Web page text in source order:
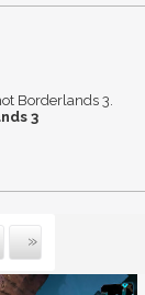
Borderlands 3.
3